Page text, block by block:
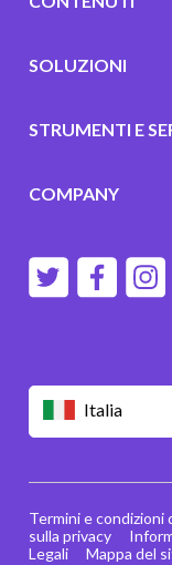
Italia
SOLUZIONI
STRUMENTI E
COMPANY
Termini e condizioni
sulla privacy
Legali
Mappa del